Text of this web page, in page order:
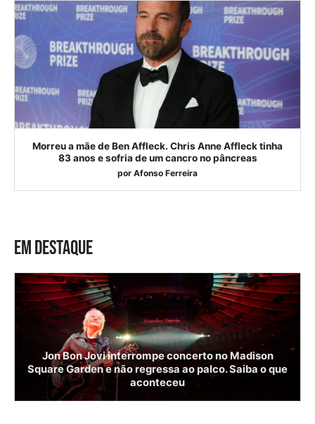
Morreu a mãe de Ben Affleck. Chris Anne Affleck tinha
83 anos e sofria de um cancro no pâncreas
por Afonso Ferreira
EM DESTAQUE
Jon Bon Jovi interrompe concerto no Madison
Square Garden e não regressa ao palco. Saiba o que
aconteceu